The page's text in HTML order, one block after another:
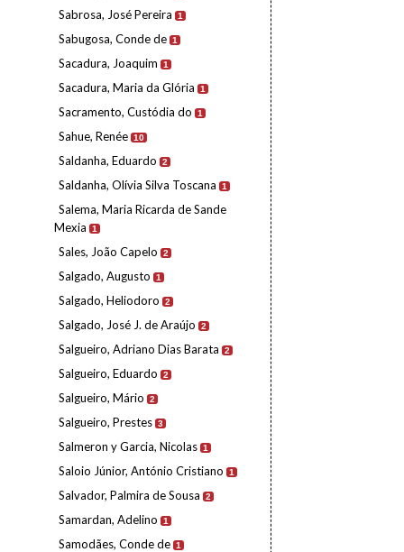
Sabrosa, José Pereira 1
Sabugosa, Conde de 1
Sacadura, Joaquim 1
Sacadura, Maria da Glória 1
Sacramento, Custódia do 1
Sahue, Renée 10
Saldanha, Eduardo 2
Saldanha, Olívia Silva Toscana 1
Salema, Maria Ricarda de Sande
Mexia
1
Sales, João Capelo 2
Salgado, Augusto 1
Salgado, Heliodoro 2
Salgado, José J. de Araújo 2
Salgueiro, Adriano Dias Barata 2
Salgueiro, Eduardo 2
Salgueiro, Mário 2
Salgueiro, Prestes 3
Salmeron y Garcia, Nicolas 1
Saloio Júnior, António Cristiano 1
Salvador, Palmira de Sousa 2
Samardan, Adelino 1
Samodães, Conde de 1